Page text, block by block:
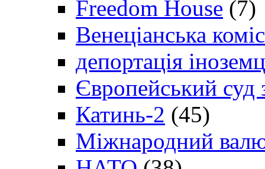
Freedom House (7)
Венеціанська
депортація
Європейський
Катинь-2 (45)
Міжнародний